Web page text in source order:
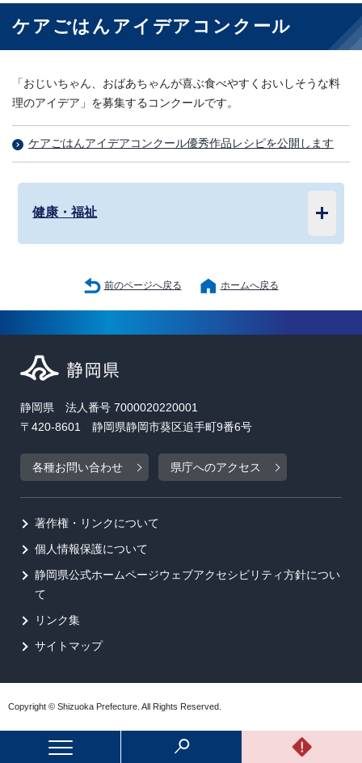
ケアごはんアイデアコンクール
「おじいちゃん、おばあちゃんが喜ぶ食べやすくおいしそうな料
理のアイデア」を募集するコンクールです。
ケアごはんアイデアコンクール優秀作品レシピを公開します
健康・福祉
前のページへ戻る ホームへ戻る
静岡県 法人番号 7000020220001
〒420-8601 静岡県静岡市葵区追手町9番6号
各種お問い合わせ 県庁へのアクセス
著作権・リンクについて
個人情報保護について
静岡県公式ホームページウェブアクセシビリティ方針につい
て
リンク集
サイトマップ
Copyright © Shizuoka Prefecture. All Rights Reserved.